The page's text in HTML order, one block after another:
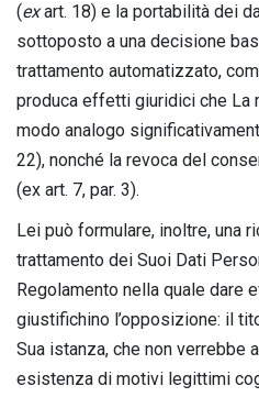
(ex art. 18) e la portabilità dei
sottoposto a una decisione
trattamento automatizzato,
produca effetti giuridici che La
modo analogo
22), nonché la revoca del
(ex art. 7, par. 3).
Lei può formulare, inoltre, una
trattamento dei Suoi Dati
Regolamento nella quale dare
giustifichino l’opposizione: il
Sua istanza, che non verrebbe
esistenza di motivi legittimi